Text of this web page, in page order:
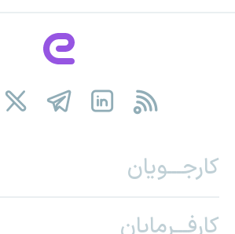
کارجـــویان
کارفـــرمایان